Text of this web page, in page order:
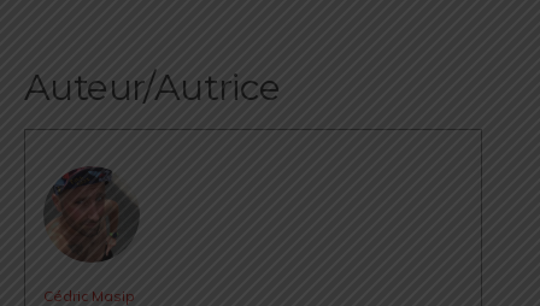
Auteur/Autrice
Cédric Masip